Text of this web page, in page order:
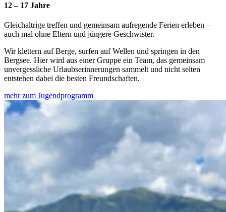
12 – 17 Jahre
Gleichaltrige treffen und gemeinsam aufregende Ferien erleben –
auch mal ohne Eltern und jüngere Geschwister.
Wir klettern auf Berge, surfen auf Wellen und springen in den
Bergsee. Hier wird aus einer Gruppe ein Team, das gemeinsam
unvergessliche Urlaubserinnerungen sammelt und nicht selten
entstehen dabei die besten Freundschaften.
mehr zum Jugendprogramm